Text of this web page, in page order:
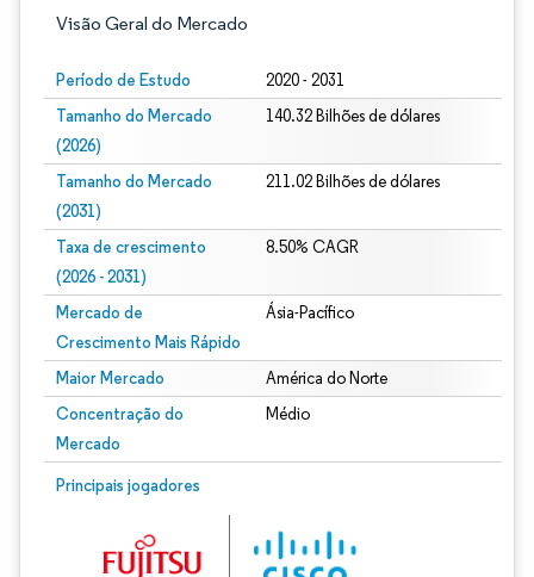
Visão Geral do Mercado
Período de Estudo 2020 - 2031
Tamanho do Mercado
(2026)
140.32 Bilhões de dólares
Tamanho do Mercado
(2031)
211.02 Bilhões de dólares
Taxa de crescimento
(2026 - 2031)
8.50% CAGR
Mercado de
Crescimento Mais Rápido
Ásia-Pacífico
Maior Mercado América do Norte
Concentração do
Mercado
Médio
Principais jogadores
Imagem © Mordor Intelligence. O reuso requer atribuição conforme CC BY 4.0.